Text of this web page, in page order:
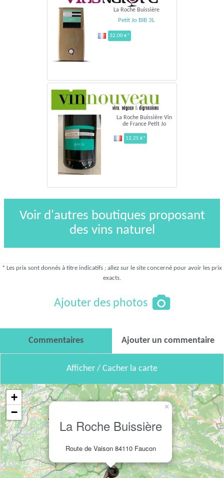
La Roche Buissière
Petit Jo BIB 3L
32,00 €*
La Roche Buissière Vin
de France Petit Jo
12,25 €*
Voir d'autres boutiques proposant
des vins naturel
* Les prix sont donnés à titre indicatifs ; allez sur le site concerné pour avoir les prix
exacts.
Ajouter des photos
Commentaires Ajouter un commentaire
Afficher / Cacher la carte
La Roche Buissière
Route de Vaison 84110 Faucon
×
+
−